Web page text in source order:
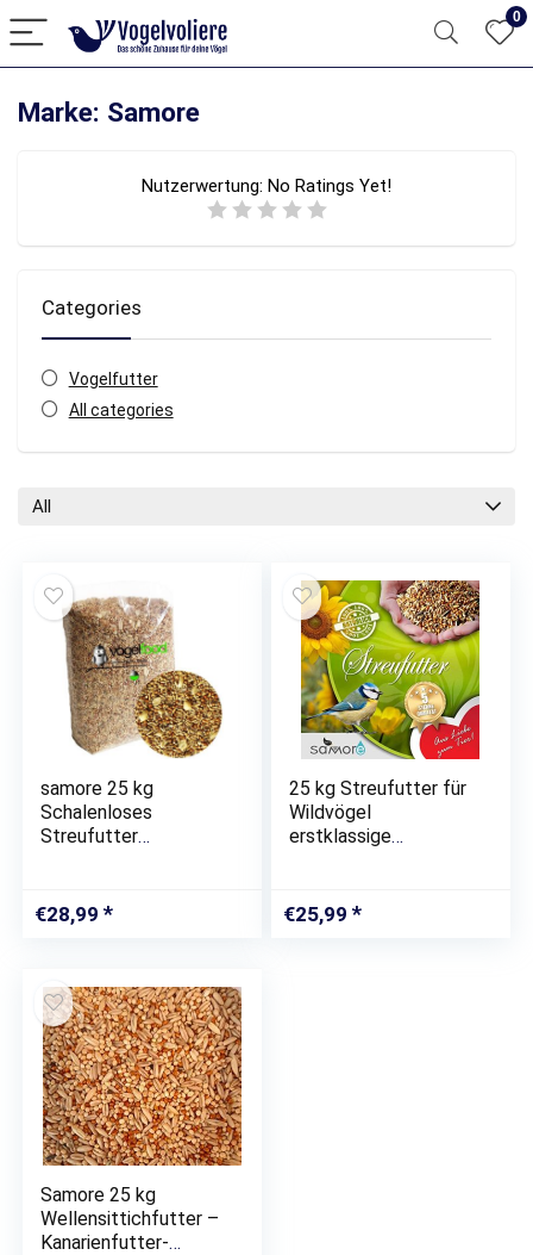
0
Marke: Samore
Nutzerwertung: No Ratings Yet!
Categories
Vogelfutter
All categories
All
samore 25 kg
Schalenloses
Streufutter
Winterstreu
Vogelfutter
€28,99
25 kg Streufutter für
Wildvögel
erstklassige
€25,99
Samore 25 kg
Wellensittichfutter –
Kanarienfutter-